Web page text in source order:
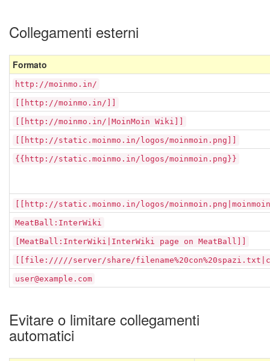
Collegamenti esterni
Formato
http://moinmo.in/
[[http://moinmo.in/]]
[[http://moinmo.in/|MoinMoin Wiki]]
[[http://static.moinmo.in/logos/moinmoin.png]]
{{http://static.moinmo.in/logos/moinmoin.png}}
[[http://static.moinmo.in/logos/
MeatBall:InterWiki
[MeatBall:InterWiki|InterWiki page on MeatBall]]
[[file://///server/share/
user@example.com
Evitare o limitare collegamenti
automatici